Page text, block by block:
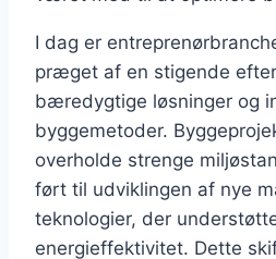
I dag er
præget af en stigende
bæredygtige løsninger og
byggemetoder.
overholde strenge
ført til udviklingen af nye
teknologier, der
energieffektivitet. Dette